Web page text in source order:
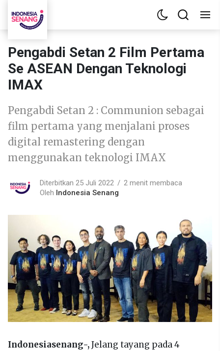
Pengabdi Setan 2 Film Pertama
Se ASEAN Dengan Teknologi
IMAX
Pengabdi Setan 2 : Communion sebagai
film pertama yang menjalani proses
digital remastering dengan
menggunakan teknologi IMAX
Diterbitkan 25 Juli 2022
2 menit membaca
Oleh Indonesia Senang
Indonesiasenang-,Jelang tayang pada 4